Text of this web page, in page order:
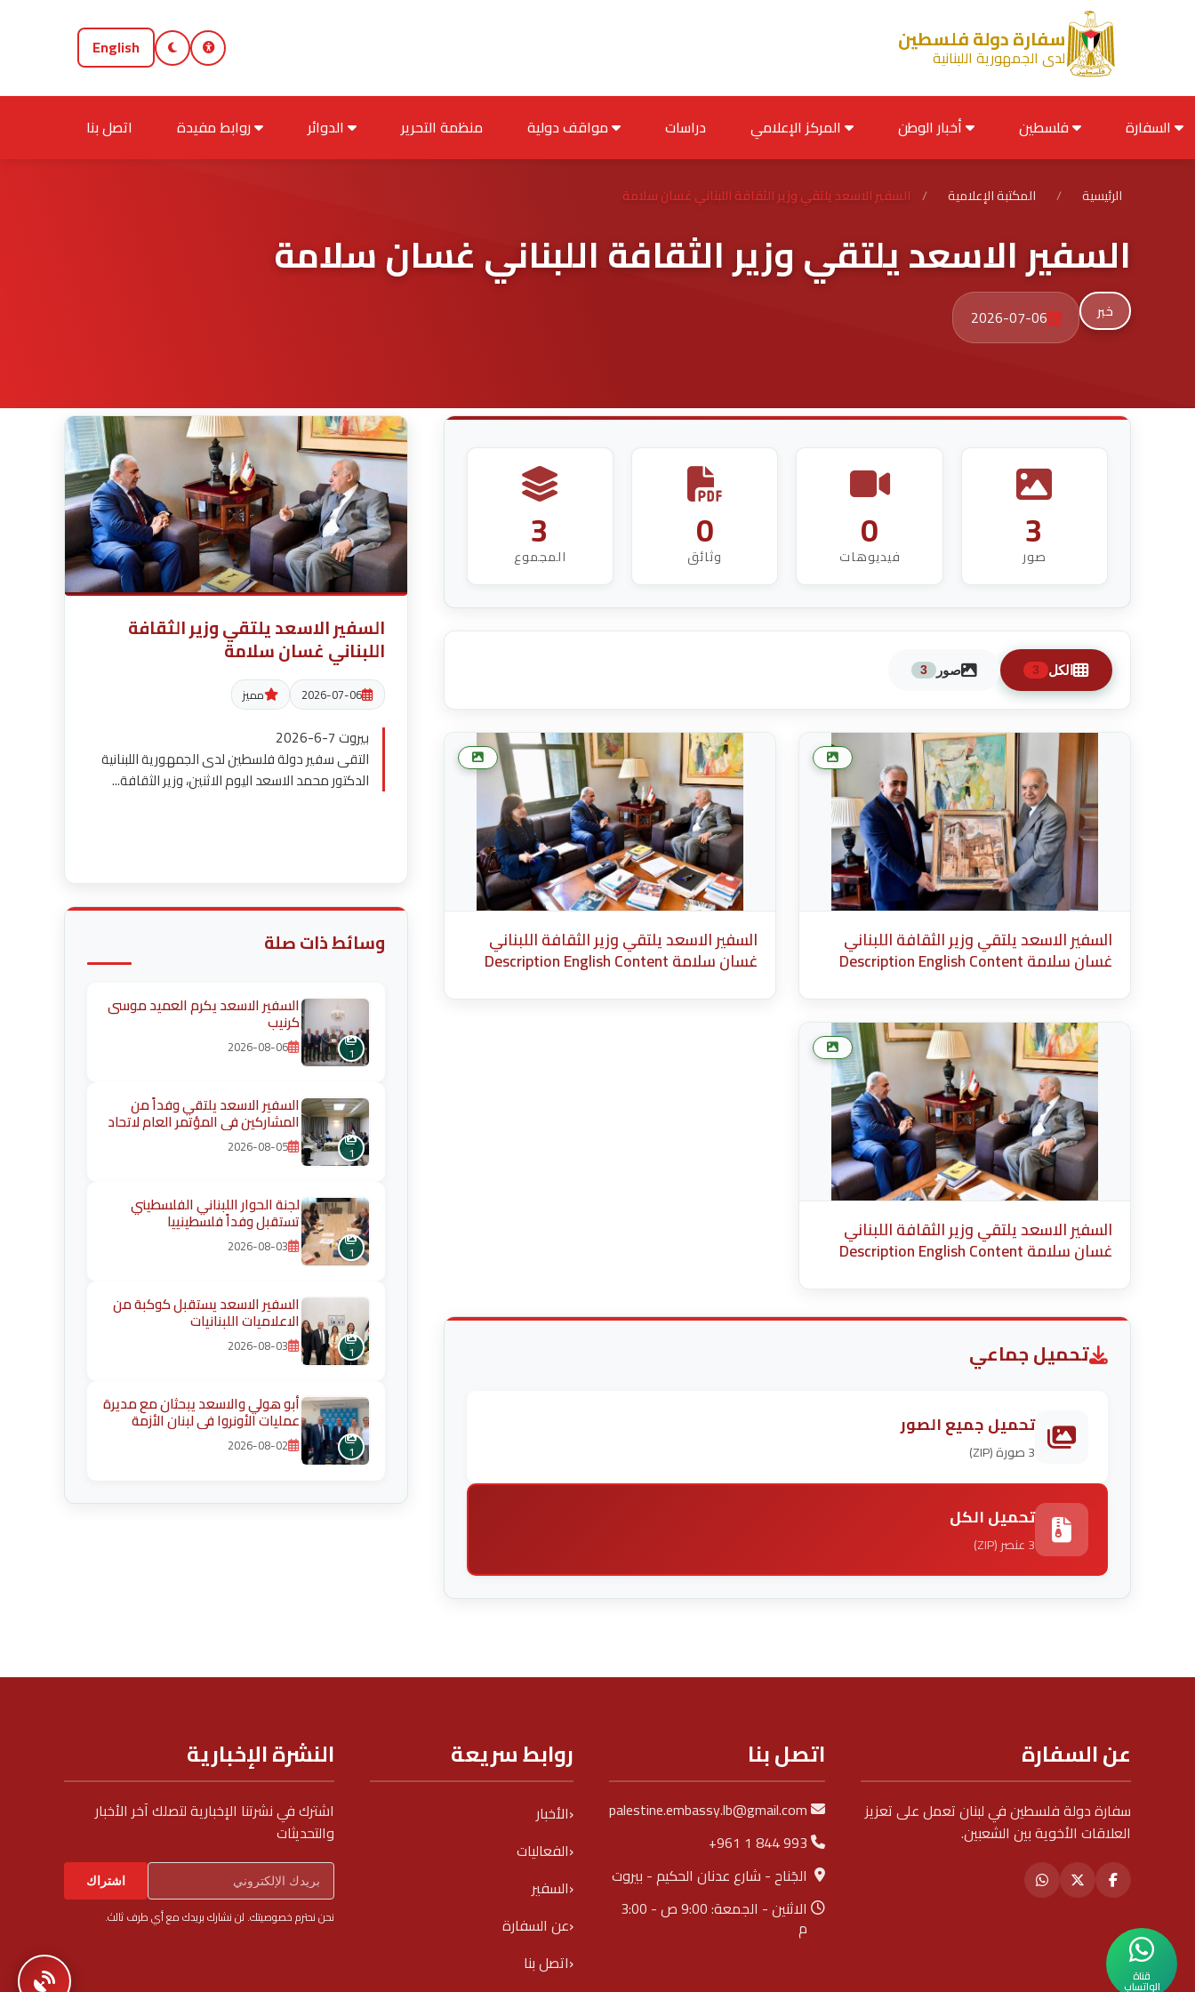
سفارة دولة فلسطين
لدى الجمهورية اللبنانية English
دراسات منظمة التحرير اتصل بنا
الرئيسية / المكتبة الإعلامية / السفير الاسعد يلتقي وزير الثقافة اللبناني غسان سلامة
السفير الاسعد يلتقي وزير الثقافة اللبناني غسان سلامة
خبر 2026-07-06
3
صور 0
فيديوهات 0
وثائق 3
المجموع
الكل 3 صور 3
السفير الاسعد يلتقي وزير الثقافة اللبناني
غسان سلامة Description English Content
Add more media after this Add Media Done
السفير الاسعد يلتقي وزير الثقافة اللبناني
غسان سلامة Description English Content
Add more media after this Add Media Done
السفير الاسعد يلتقي وزير الثقافة اللبناني
غسان سلامة Description English Content
Add more media after this Add Media Done
تحميل جماعي
تحميل جميع الصور
3 صورة (ZIP)
تحميل الكل
3 عنصر (ZIP)
السفير الاسعد يلتقي وزير الثقافة
اللبناني غسان سلامة
2026-07-06 مميز
بيروت 7-6-2026
التقى سفير دولة فلسطين لدى الجمهورية اللبنانية
الدكتور محمد الاسعد اليوم الاثنين، وزير الثقافة...
وسائط ذات صلة
1
السفير الاسعد يكرم العميد موسى
كرنيب
2026-08-06
1
السفير الاسعد يلتقي وفداً من
المشاركين في المؤتمر العام لاتحاد
طلبة فلسطين
2026-08-05
1
لجنة الحوار اللبناني الفلسطيني
تستقبل وفداً فلسطينييا
2026-08-03
1
السفير الاسعد يستقبل كوكبة من
الاعلاميات اللبنانيات
2026-08-03
1
أبو هولي والاسعد يبحثان مع مديرة
عمليات الأونروا في لبنان الأزمة
المالية وأوضاع اللاجئين ويؤكد
ضرورة حماية الخدمات الأساسية
2026-08-02
قناة
الواتساب
عن السفارة
سفارة دولة فلسطين في لبنان تعمل على تعزيز
العلاقات الأخوية بين الشعبين.
اتصل بنا
palestine.embassy.lb@gmail.com
+961 1 844 993
الجَناح - شارع عدنان الحكيم - بيروت
الاثنين - الجمعة: 9:00 ص - 3:00
م
روابط سريعة
الأخبار
الفعاليات
السفير
عن السفارة
اتصل بنا
النشرة الإخبارية
اشترك في نشرتنا الإخبارية لتصلك آخر الأخبار
والتحديثات
اشتراك
نحن نحترم خصوصيتك. لن نشارك بريدك مع أي طرف ثالث.